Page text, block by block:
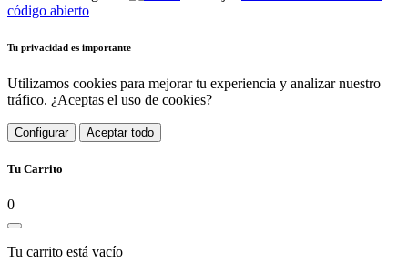
código abierto
Tu privacidad es importante
Utilizamos cookies para mejorar tu experiencia y analizar nuestro
tráfico. ¿Aceptas el uso de cookies?
Configurar Aceptar todo
Tu Carrito
0
Tu carrito está vacío